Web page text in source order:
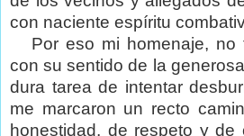
con naciente espíritu
Por eso mi homenaje, no
con su sentido de la
dura tarea de intentar
me marcaron un recto
honestidad, de respeto y de